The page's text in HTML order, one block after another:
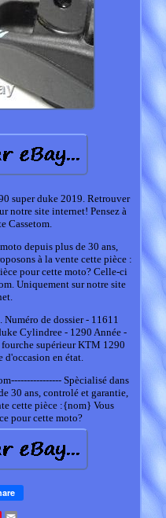
super duke 2019. Retrouver
notre site internet! Pensez à
Cassetom.
depuis plus de 30 ans,
à la vente cette pièce :
pour cette moto? Celle-ci
Uniquement sur notre site
Numéro de dossier - 11611
Cylindree - 1290 Année -
supérieur KTM 1290
d'occasion en état.
Spècialisé dans
30 ans, controlé et garantie,
cette pièce :{nom} Vous
pour cette moto?